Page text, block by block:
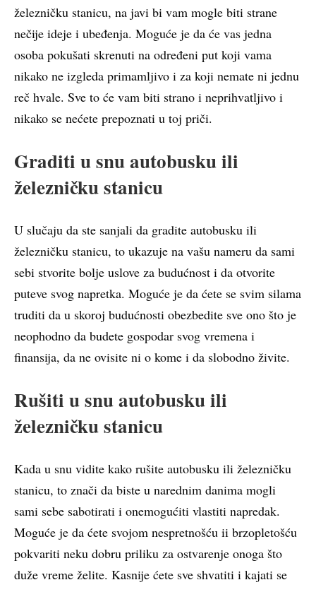
železničku stanicu, na javi bi vam mogle biti strane
nečije ideje i ubeđenja. Moguće je da će vas jedna
osoba pokušati skrenuti na određeni put koji vama
nikako ne izgleda primamljivo i za koji nemate ni jednu
reč hvale. Sve to će vam biti strano i neprihvatljivo i
nikako se nećete prepoznati u toj priči.
Graditi u snu autobusku ili
železničku stanicu
U slučaju da ste sanjali da gradite autobusku ili
železničku stanicu, to ukazuje na vašu nameru da sami
sebi stvorite bolje uslove za budućnost i da otvorite
puteve svog napretka. Moguće je da ćete se svim silama
truditi da u skoroj budućnosti obezbedite sve ono što je
neophodno da budete gospodar svog vremena i
finansija, da ne ovisite ni o kome i da slobodno živite.
Rušiti u snu autobusku ili
železničku stanicu
Kada u snu vidite kako rušite autobusku ili železničku
stanicu, to znači da biste u narednim danima mogli
sami sebe sabotirati i onemogućiti vlastiti napredak.
Moguće je da ćete svojom nespretnošću ii brzopletošću
pokvariti neku dobru priliku za ostvarenje onoga što
duže vreme želite. Kasnije ćete sve shvatiti i kajati se